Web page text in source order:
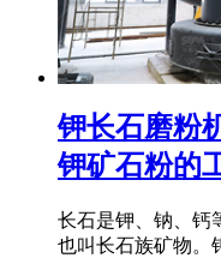
钾长石磨粉
钾矿石粉的
长石是钾、钠、钙
也叫长石族矿物。